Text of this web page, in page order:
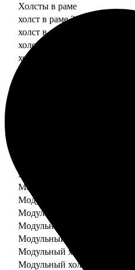
Холсты в раме
холст в раме 20х20
холст в раме 20х30
холст в раме 30х30
холст в раме 30х40
Модульный холст из трех
Модульный холст из двух
Модульный холст из трех
Модульный холст из трех
Модульный холст из
Модульный холст из пяти
Модульный холст из шести
Модульный холст из семи